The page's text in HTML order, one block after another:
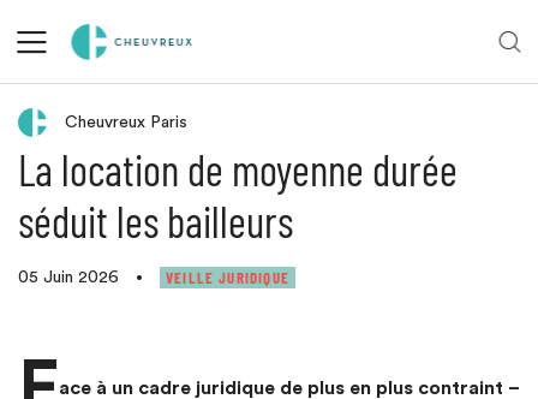
Retour aux actualités
Cheuvreux Paris
La location de moyenne durée
séduit les bailleurs
05 Juin 2026 • VEILLE JURIDIQUE
ace à un cadre juridique de plus en plus contraint –